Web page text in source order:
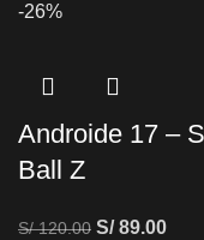
-26%
Androide 17 –
Ball Z
S/120.00 S/89.00